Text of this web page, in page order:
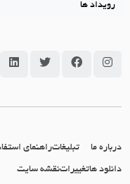
رویداد ها
سامانه جاما در اینستاگرام
سامانه جاما در
سامانه
درباره ما تبلیغاتراهنمای
دانلود هاتغییراتنقشه سایت